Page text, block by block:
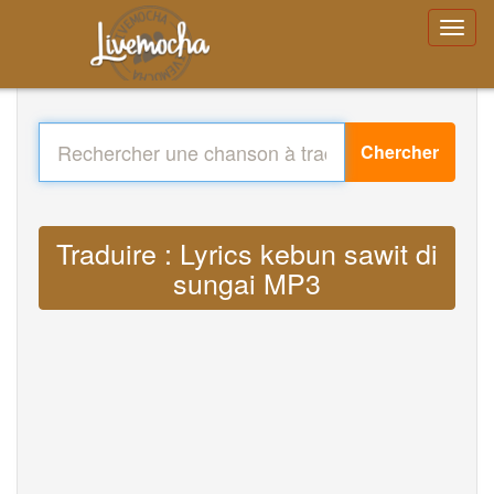
Chercher
Traduire : Lyrics kebun sawit di
sungai MP3